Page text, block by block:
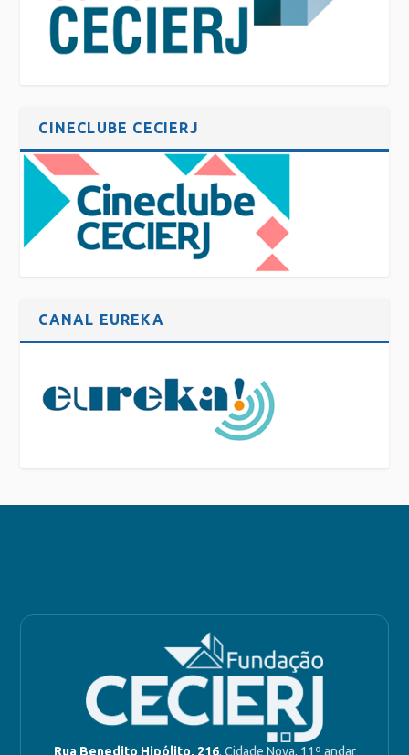
CINECLUBE CECIERJ
CANAL EUREKA
Rua Benedito Hipólito, 216, Cidade Nova, 11º andar